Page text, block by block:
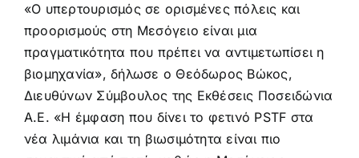
«Ο υπερτουρισμός σε ορισμένες πόλεις και
προορισμούς στη Μεσόγειο είναι μια
πραγματικότητα που πρέπει να αντιμετωπίσει η
βιομηχανία», δήλωσε ο Θεόδωρος Βώκος,
Διευθύνων Σύμβουλος της Εκθέσεις Ποσειδώνια
Α.Ε. «Η έμφαση που δίνει το φετινό PSTF στα
νέα λιμάνια και τη βιωσιμότητα είναι πιο